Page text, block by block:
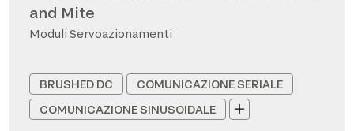
and Mite
Moduli Servoazionamenti
BRUSHED DC
COMUNICAZIONE SERIALE
COMUNICAZIONE SINUSOIDALE